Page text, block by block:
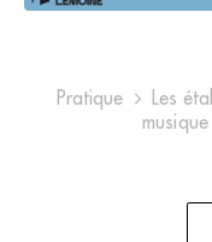
Pratique
Les